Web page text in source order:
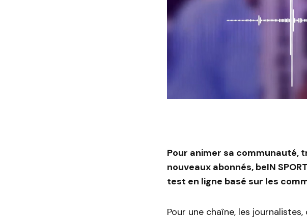
Pour animer sa communauté,
nouveaux abonnés, beIN
test en ligne basé sur les
Pour une chaîne, les